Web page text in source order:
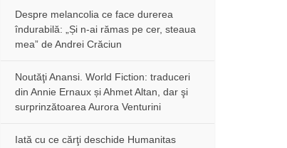
Despre melancolia ce face durerea
îndurabilă: „Și n-ai rămas pe cer, steaua
mea” de Andrei Crăciun
Noutăţi Anansi. World Fiction: traduceri
din Annie Ernaux și Ahmet Altan, dar şi
surprinzătoarea Aurora Venturini
Iată cu ce cărţi deschide Humanitas